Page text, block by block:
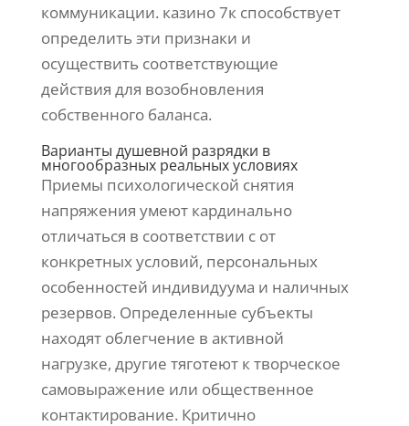
коммуникации. казино 7к способствует
определить эти признаки и
осуществить соответствующие
действия для возобновления
собственного баланса.
Варианты душевной разрядки в
многообразных реальных условиях
Приемы психологической снятия
напряжения умеют кардинально
отличаться в соответствии с от
конкретных условий, персональных
особенностей индивидуума и наличных
резервов. Определенные субъекты
находят облегчение в активной
нагрузке, другие тяготеют к творческое
самовыражение или общественное
контактирование. Критично